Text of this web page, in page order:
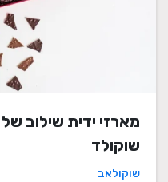
מארזי ידית שילוב של
שוקולד
שוקולאב